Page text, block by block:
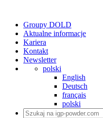
Groupy DOLD
Aktualne informacje
Kariera
Kontakt
Newsletter
polski
English
Deutsch
français
polski